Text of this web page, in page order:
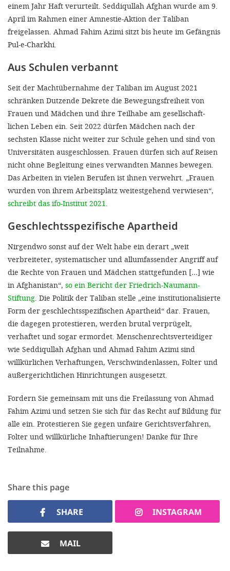
einem Jahr Haft verurteilt. Seddiqullah Afghan wur­de am 9.
April im Rahmen einer Amnestie-Aktion der Taliban
freigelassen. Ahmad Fahim Azimi sitzt bis heute im Gefängnis
Pul-e-Charkhi.
Aus Schulen verbannt
Seit der Machtübernahme der Taliban im August 2021
schränken Dutzende Dekrete die Bewegungs­freiheit von
Frauen und Mädchen und ihre Teilhabe am gesellschaft­
lichen Leben ein. Seit 2022 dürfen Mädchen nach der
sechsten Klasse nicht weiter zur Schule gehen und sind von
Universitäten ausgeschlos­sen. Frauen dürfen sich auf Reisen
nicht ohne Begleitung eines ver­wandten Mannes bewegen.
Das Ar­beiten in vielen Berufen ist ihnen verwehrt. „Frauen
wurden von ihrem Arbeitsplatz weitestgehend verwiesen“,
schreibt das ifo­-Institut 2021.
Geschlechtsspezifische Apartheid
Nirgendwo sonst auf der Welt habe ein derart „weit
verbreiteter, systematischer und allumfassender Angriff auf
die Rechte von Frauen und Mädchen stattgefunden […] wie
in Afghanistan“, so ein Bericht der Friedrich-Naumann-
Stiftung. Die Politik der Taliban stelle „eine institutionalisierte
Form der geschlechtsspezifischen Apartheid“ dar. Frauen,
die dagegen protestieren, werden brutal verprügelt,
verhaftet und so­gar ermordet. Menschenrechtsver­teidiger
wie Seddiqullah Afghan und Ahmad Fahim Azimi sind
willkürlichen Verhaftungen, Verschwinden­lassen, Folter und
außergerichtlichen Hinrichtungen ausgesetzt.
Fordern Sie gemeinsam mit uns die Freilassung von Ahmad
Fahim Azimi und setzen Sie sich für das Recht auf Bildung für
alle ein. Protestieren Sie gegen unfaire Gerichtsverfahren,
Folter und willkürliche Inhaftierungen! Danke für Ihre
Teilnahme.
Share this page
SHARE INSTAGRAM
MAIL